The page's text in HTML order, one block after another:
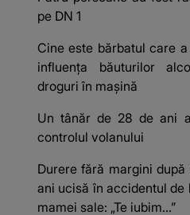
pe DN 1
Cine este bărbatul care
influența băuturilor
droguri în mașină
Un tânăr de 28 de ani
controlul volanului
Durere fără margini
ani ucisă în accidentul de
mamei sale: „Te iubim…”